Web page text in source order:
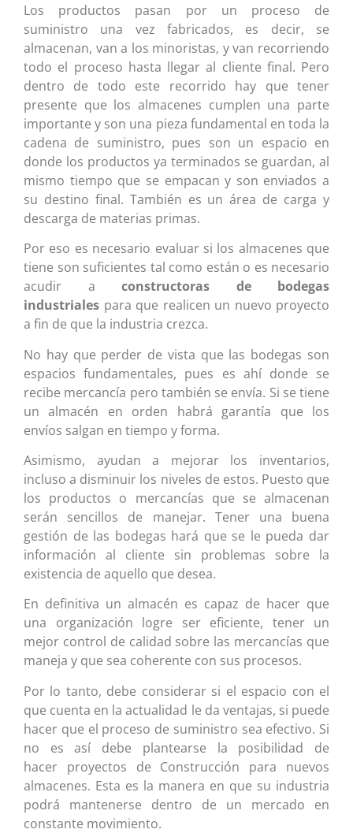
Los productos pasan por un proceso de
suministro una vez fabricados, es decir, se
almacenan, van a los minoristas, y van recorriendo
todo el proceso hasta llegar al cliente final. Pero
dentro de todo este recorrido hay que tener
presente que los almacenes cumplen una parte
importante y son una pieza fundamental en toda la
cadena de suministro, pues son un espacio en
donde los productos ya terminados se guardan, al
mismo tiempo que se empacan y son enviados a
su destino final. También es un área de carga y
descarga de materias primas.
Por eso es necesario evaluar si los almacenes que
tiene son suficientes tal como están o es necesario
acudir a constructoras de bodegas
industriales para que realicen un nuevo proyecto
a fin de que la industria crezca.
No hay que perder de vista que las bodegas son
espacios fundamentales, pues es ahí donde se
recibe mercancía pero también se envía. Si se tiene
un almacén en orden habrá garantía que los
envíos salgan en tiempo y forma.
Asimismo, ayudan a mejorar los inventarios,
incluso a disminuir los niveles de estos. Puesto que
los productos o mercancías que se almacenan
serán sencillos de manejar. Tener una buena
gestión de las bodegas hará que se le pueda dar
información al cliente sin problemas sobre la
existencia de aquello que desea.
En definitiva un almacén es capaz de hacer que
una organización logre ser eficiente, tener un
mejor control de calidad sobre las mercancías que
maneja y que sea coherente con sus procesos.
Por lo tanto, debe considerar si el espacio con el
que cuenta en la actualidad le da ventajas, si puede
hacer que el proceso de suministro sea efectivo. Si
no es así debe plantearse la posibilidad de
hacer proyectos de Construcción para nuevos
almacenes. Esta es la manera en que su industria
podrá mantenerse dentro de un mercado en
constante movimiento.